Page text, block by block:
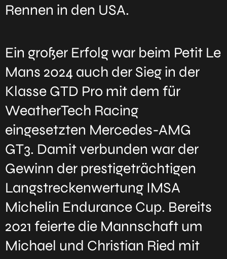
Rennen in den USA.
Ein großer Erfolg war beim Petit Le
Mans 2024 auch der Sieg in der
Klasse GTD Pro mit dem für
WeatherTech Racing
eingesetzten Mercedes-AMG
GT3. Damit verbunden war der
Gewinn der prestigeträchtigen
Langstreckenwertung IMSA
Michelin Endurance Cup. Bereits
2021 feierte die Mannschaft um
Michael und Christian Ried mit